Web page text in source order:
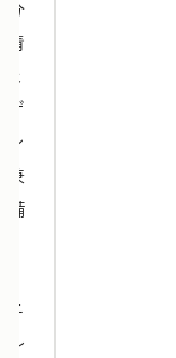
分
情
ザ
兼
備
ル